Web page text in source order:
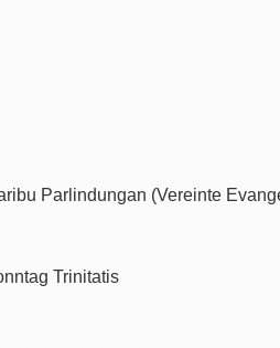
Parlindungan (Vereinte
Trinitatis